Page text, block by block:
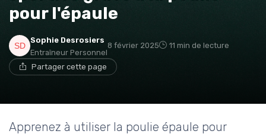
pour l'épaule
Sophie Desrosiers
Entraîneur Personnel
8 février 2025 11 min de lecture
Partager cette page
Apprenez à utiliser la poulie épaule pour